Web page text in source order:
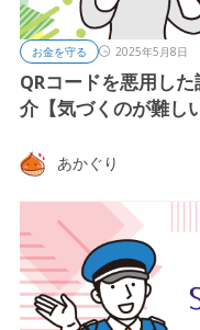
お金を守る 2025年5月8日
QRコードを悪用し
介【気づくのが難し
あかぐり